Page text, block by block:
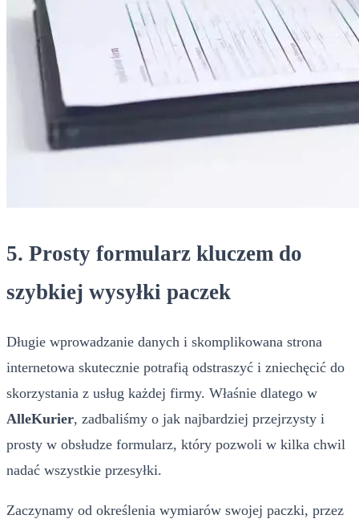
5. Prosty formularz kluczem do
szybkiej wysyłki paczek
Długie wprowadzanie danych i skomplikowana strona
internetowa skutecznie potrafią odstraszyć i zniechęcić do
skorzystania z usług każdej firmy. Właśnie dlatego w
AlleKurier, zadbaliśmy o jak najbardziej przejrzysty i
prosty w obsłudze formularz, który pozwoli w kilka chwil
nadać wszystkie przesyłki.
Zaczynamy od określenia wymiarów swojej paczki, przez